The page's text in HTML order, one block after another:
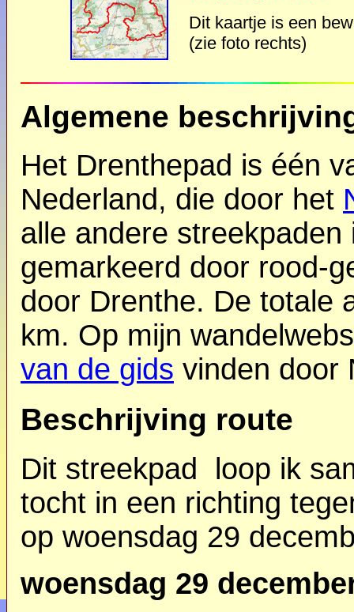
Dit kaartje is een
(zie foto rechts)
Algemene
Het Drenthepad is één
Nederland, die door het
alle andere
gemarkeerd door rood-
door Drenthe. De totale
km. Op mijn
van de gids vinden door
Beschrijving route
Dit streekpad loop ik
tocht in een richting
op woensdag 29
woensdag 29